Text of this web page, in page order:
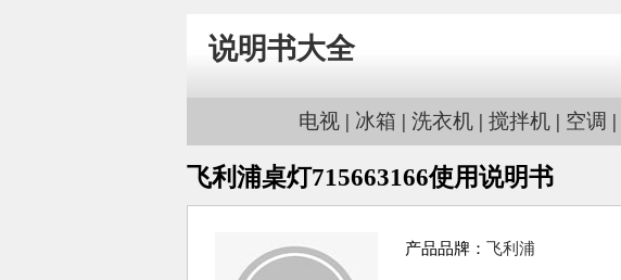
说明书大全
电视| 冰箱 | 洗衣机| 搅拌机| 空调 |
飞利浦桌灯715663166使用说明书
产品品牌： 飞利浦